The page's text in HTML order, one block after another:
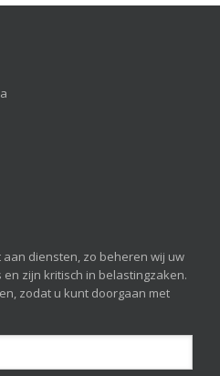
diensten, zo beheren wij uw
zijn kritisch in belastingzaken.
zodat u kunt doorgaan met